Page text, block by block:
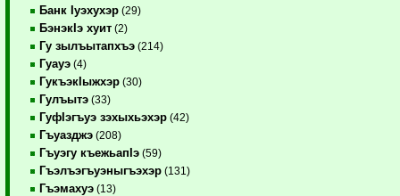
Банк Iуэхухэр (29)
БэнэкIэ хуит (2)
Гу зылъытапхъэ (214)
Гуауэ (4)
ГукъэкIыжхэр (30)
Гулъытэ (33)
ГуфIэгъуэ зэхыхьэхэр (42)
Гъуазджэ (208)
Гъуэгу къежьапIэ (59)
Гъэлъэгъуэныгъэхэр (131)
Гъэмахуэ (13)